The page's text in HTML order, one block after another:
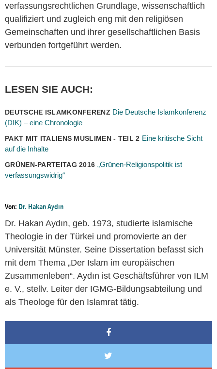
verfassungsrechtlichen Grundlage, wissenschaftlich
qualifiziert und zugleich eng mit den religiösen
Gemeinschaften und ihrer gesellschaftlichen Basis
verbunden fortgeführt werden.
LESEN SIE AUCH:
DEUTSCHE ISLAMKONFERENZ Die Deutsche Islamkonferenz
(DIK) – eine Chronologie
PAKT MIT ITALIENS MUSLIMEN - TEIL 2 Eine kritische Sicht
auf die Inhalte
GRÜNEN-PARTEITAG 2016 „Grünen-Religionspolitik ist
verfassungswidrig“
Von: Dr. Hakan Aydın
Dr. Hakan Aydın, geb. 1973, studierte islamische
Theologie in der Türkei und promovierte an der
Universität Münster. Seine Dissertation befasst sich
mit dem Thema „Der Islam im europäischen
Zusammenleben“. Aydın ist Geschäftsführer von ILM
e. V., stellv. Leiter der IGMG-Bildungsabteilung und
als Theologe für den Islamrat tätig.